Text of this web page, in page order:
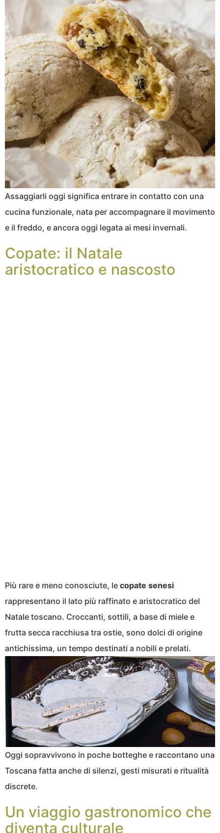
Assaggiarli oggi significa entrare in contatto con una
cucina funzionale, nata per accompagnare il movimento
e il freddo, e ancora oggi legata ai mesi invernali.
Copate: il Natale
aristocratico e nascosto
Più rare e meno conosciute, le copate senesi
rappresentano il lato più raffinato e aristocratico del
Natale toscano. Croccanti, sottili, a base di miele e
frutta secca racchiusa tra ostie, sono dolci di origine
antichissima, un tempo destinati a nobili e prelati.
Oggi sopravvivono in poche botteghe e raccontano una
Toscana fatta anche di silenzi, gesti misurati e ritualità
discrete.
Un viaggio gastronomico che
diventa culturale